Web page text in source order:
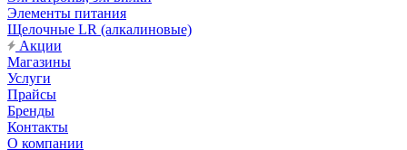
Элементы питания
Щелочные LR (алкалиновые)
Акции
Магазины
Услуги
Прайсы
Бренды
Контакты
О компании